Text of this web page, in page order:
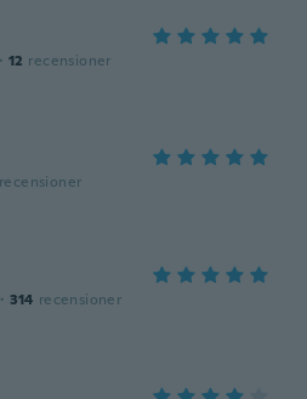
· 12 recensioner
recensioner
· 314 recensioner